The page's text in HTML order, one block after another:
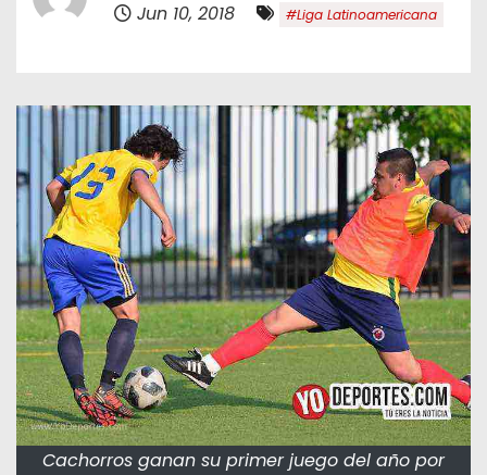
Jun 10, 2018 #Liga Latinoamericana
Cachorros ganan su primer juego del año por